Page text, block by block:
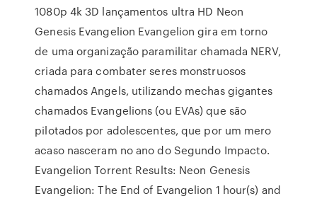
1080p 4k 3D lançamentos ultra HD Neon
Genesis Evangelion Evangelion gira em torno
de uma organização paramilitar chamada NERV,
criada para combater seres monstruosos
chamados Angels, utilizando mechas gigantes
chamados Evangelions (ou EVAs) que são
pilotados por adolescentes, que por um mero
acaso nasceram no ano do Segundo Impacto.
Evangelion Torrent Results: Neon Genesis
Evangelion: The End of Evangelion 1 hour(s) and